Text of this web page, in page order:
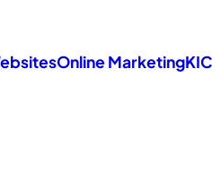
Online MarketingKI